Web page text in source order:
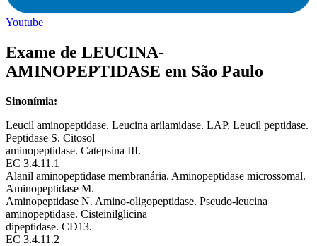
Youtube
Exame de LEUCINA-
AMINOPEPTIDASE em São Paulo
Sinonímia:
Leucil aminopeptidase. Leucina arilamidase. LAP. Leucil peptidase.
Peptidase S. Citosol
aminopeptidase. Catepsina III.
EC 3.4.11.1
Alanil aminopeptidase membranária. Aminopeptidase microssomal.
Aminopeptidase M.
Aminopeptidase N. Amino-oligopeptidase. Pseudo-leucina
aminopeptidase. Cisteinilglicina
dipeptidase. CD13.
EC 3.4.11.2